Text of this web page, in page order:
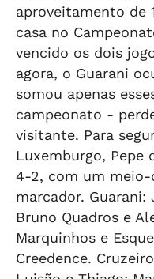
aproveitamento de
casa no
vencido os dois
agora, o Guarani
somou apenas
campeonato -
visitante. Para
Luxemburgo, Pepe
4-2, com um
marcador. Guarani:
Bruno Quadros e
Marquinhos e
Creedence.